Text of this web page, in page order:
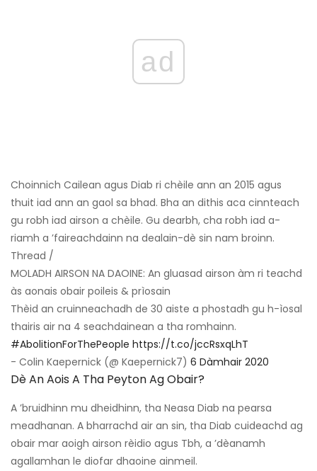
ad
Choinnich Cailean agus Diab ri chèile ann an 2015 agus
thuit iad ann an gaol sa bhad. Bha an dithis aca cinnteach
gu robh iad airson a chèile. Gu dearbh, cha robh iad a-
riamh a ’faireachdainn na dealain-dè sin nam broinn.
Thread /
MOLADH AIRSON NA DAOINE: An gluasad airson àm ri teachd
às aonais obair poileis & prìosain
Thèid an cruinneachadh de 30 aiste a phostadh gu h-ìosal
thairis air na 4 seachdainean a tha romhainn.
#AbolitionForThePeople https://t.co/jccRsxqLhT
- Colin Kaepernick (@ Kaepernick7) 6 Dàmhair 2020
Dè An Aois A Tha Peyton Ag Obair?
A ’bruidhinn mu dheidhinn, tha Neasa Diab na pearsa
meadhanan. A bharrachd air an sin, tha Diab cuideachd ag
obair mar aoigh airson rèidio agus Tbh, a ’dèanamh
agallamhan le diofar dhaoine ainmeil.